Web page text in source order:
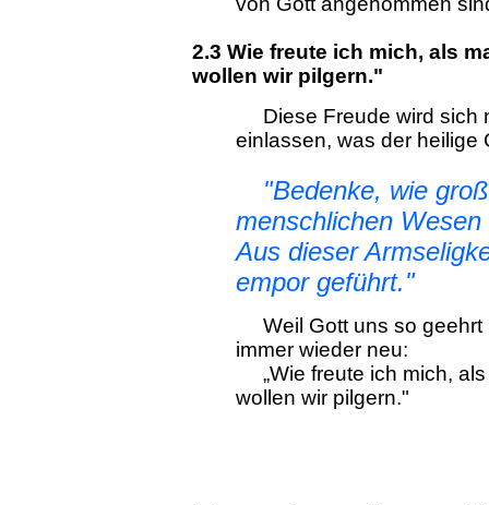
2.3 Wie freute ich mich, als
wollen wir pilgern."
Diese Freude wird sich
einlassen, was der heilige
"Bedenke, wie
menschlichen
Aus dieser
empor geführt."
Weil Gott uns so geehrt
immer wieder neu:
„Wie freute ich mich,
wollen wir pilgern."